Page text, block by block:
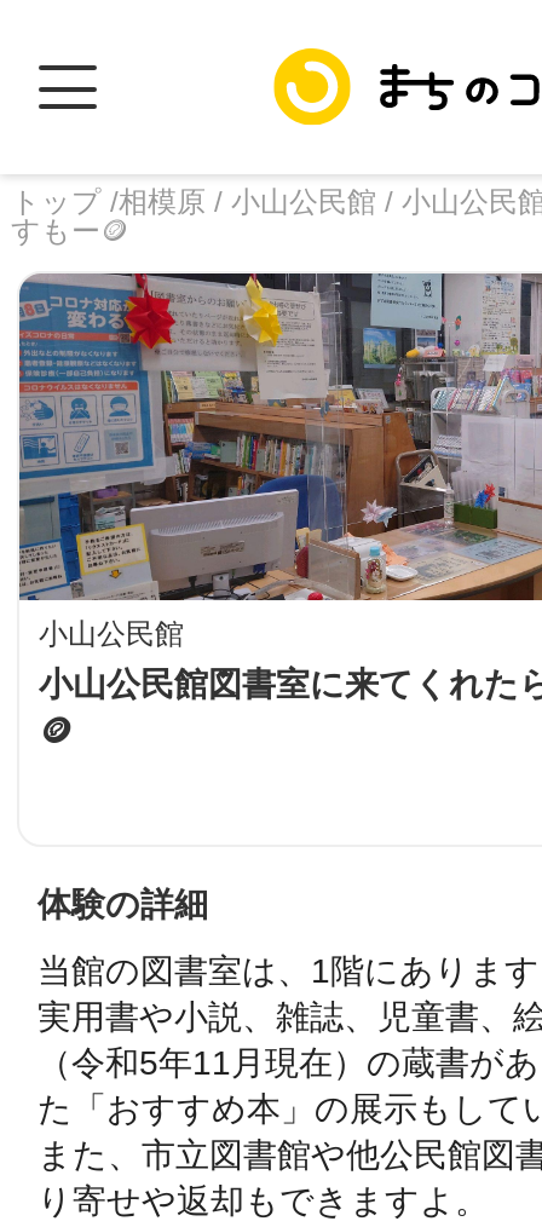
トップ /相模原 / 小山公民館 / 小山公民
すもー🪙
小山公民館
小山公民館図書室に来てくれた
🪙
facebook
X
LINE
URLをコピー
体験の詳細
当館の図書室は、1階にありま
実用書や小説、雑誌、児童書、
（令和5年11月現在）の蔵書が
た「おすすめ本」の展示もして
また、市立図書館や他公民館図
り寄せや返却もできますよ。
トップ
加盟スポットに
地域に導入を
智頭
鴻巣